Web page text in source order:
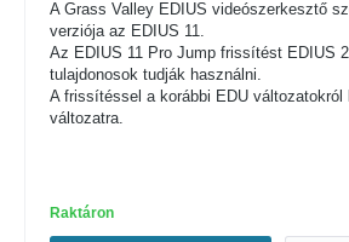
A Grass Valley EDIUS videószerkesztő
verziója az EDIUS 11.
Az EDIUS 11 Pro Jump frissítést EDIUS
tulajdonosok tudják használni.
A frissítéssel a korábbi EDU változatokról
változatra.
Raktáron